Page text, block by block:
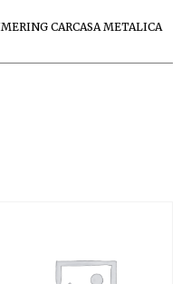
CARCASA METALICA